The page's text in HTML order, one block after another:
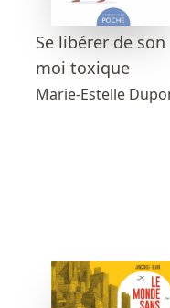
Se libérer de son
moi toxique
Marie-Estelle